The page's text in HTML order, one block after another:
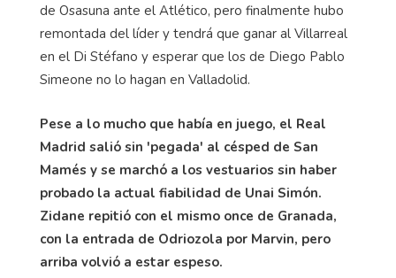
de Osasuna ante el Atlético, pero finalmente hubo
remontada del líder y tendrá que ganar al Villarreal
en el Di Stéfano y esperar que los de Diego Pablo
Simeone no lo hagan en Valladolid.
Pese a lo mucho que había en juego, el Real
Madrid salió sin 'pegada' al césped de San
Mamés y se marchó a los vestuarios sin haber
probado la actual fiabilidad de Unai Simón.
Zidane repitió con el mismo once de Granada,
con la entrada de Odriozola por Marvin, pero
arriba volvió a estar espeso.